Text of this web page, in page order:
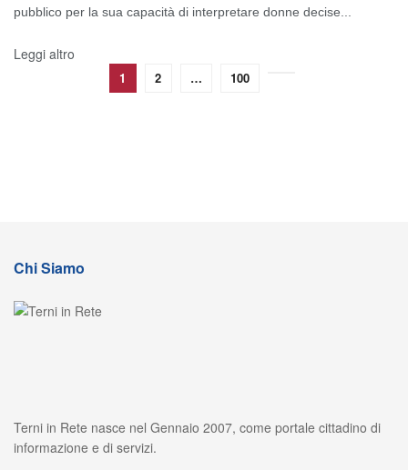
pubblico per la sua capacità di interpretare donne decise...
Leggi altro
1 2 … 100
Chi Siamo
Terni in Rete nasce nel Gennaio 2007, come portale cittadino di
informazione e di servizi.